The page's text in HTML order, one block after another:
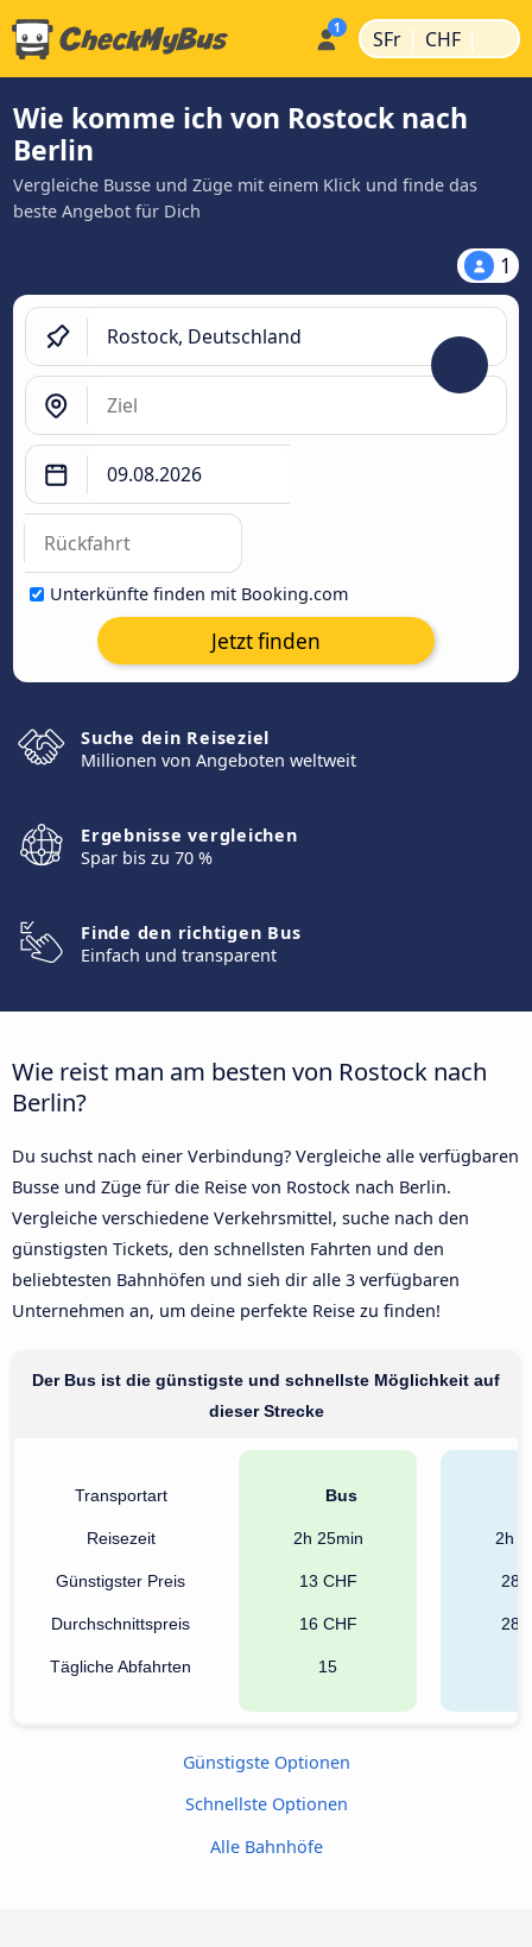
SFr | CHF |
Wie komme ich von Rostock nach
Berlin
Vergleiche Busse und Züge mit einem Klick und finde das
beste Angebot für Dich
1
Unterkünfte finden mit Booking.com
Jetzt finden
Suche dein Reiseziel
Millionen von Angeboten weltweit
Ergebnisse vergleichen
Spar bis zu 70 %
Finde den richtigen Bus
Einfach und transparent
Wie reist man am besten von Rostock nach
Berlin?
Du suchst nach einer Verbindung? Vergleiche alle verfügbaren
Busse und Züge für die Reise von Rostock nach Berlin.
Vergleiche verschiedene Verkehrsmittel, suche nach den
günstigsten Tickets, den schnellsten Fahrten und den
beliebtesten Bahnhöfen und sieh dir alle 3 verfügbaren
Unternehmen an, um deine perfekte Reise zu finden!
Der Bus ist die günstigste und schnellste Möglichkeit auf
dieser Strecke
Transportart
Reisezeit
Günstigster Preis
Durchschnittspreis
Tägliche Abfahrten
Bus
2h 25min
13 CHF
16 CHF
15
2h
28
28
Günstigste Optionen
Schnellste Optionen
Alle Bahnhöfe